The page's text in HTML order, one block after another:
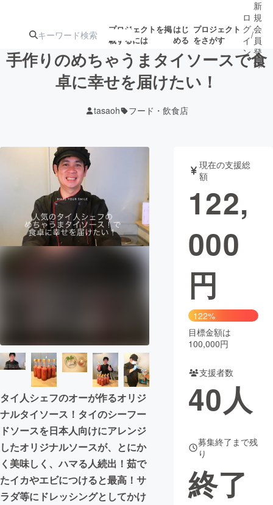
プロジェクトを掲
載するには
はじ
める
プロジェクト
をさがす
ジェクト
募集終了が近いプ
ロジェクト
アート・写真 音楽
テクノロジー・ガジェット ゲーム・サ
映像・映画
CAMPFIRE Creation
CAMPFIREふるさと納税machi-ya コミュニティ
ロ
グ
イ
ン
/
新
規
会
員
登
録
手作りのめちゃうまタイソースで食
卓に幸せを届けたい！
tasaoh フード・飲食店
タイ人シェフのオーが作るオリジ
ナルタイソース！タイのシーフー
ドソースを日本人向けにアレンジ
したオリジナルソースが、とにか
く美味しく、ハマる人続出！茹で
たイカやエビにつけると最高！サ
ラダ等にドレッシングとしてかけ
現在の支援総
額
122,
000
円
122%
目標金額は
100,000円
支援者数
40人
募集終了まで残
り
終了